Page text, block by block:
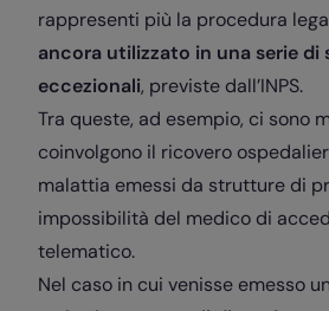
rappresenti più la procedura
ancora utilizzato in una serie di
eccezionali, previste dall’INPS.
Tra queste, ad esempio, ci sono
coinvolgono il ricovero
malattia emessi da strutture di
impossibilità del medico di
telematico.
Nel caso in cui venisse emesso